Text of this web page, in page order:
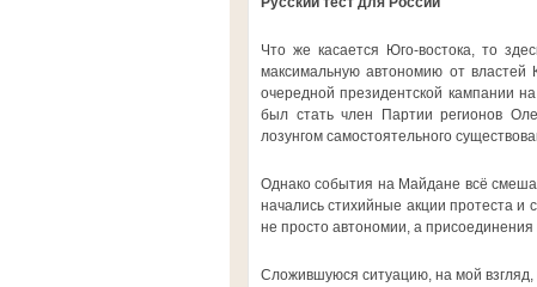
Что же касается Юго-востока, то
максимальную автономию от властей
очередной президентской кампании
был стать член Партии регионов
лозунгом самостоятельного
Однако события на Майдане всё
начались стихийные акции протеста
не просто автономии, а
Сложившуюся ситуацию, на мой взгляд,